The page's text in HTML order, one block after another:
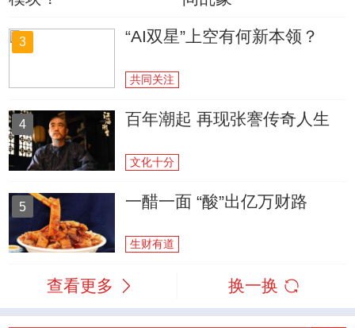
3 “AI双星”上空有何新本领？
共同关注
4 百年潮起 再现张謇传奇人生
文化十分
5 一醋一面 “酸”出亿万财路
生财有道
查看更多 换一换